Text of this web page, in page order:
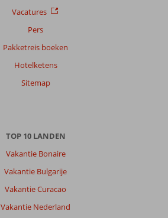
Vacatures
Pers
Pakketreis boeken
Hotelketens
Sitemap
TOP 10 LANDEN
Vakantie Bonaire
Vakantie Bulgarije
Vakantie Curacao
Vakantie Nederland